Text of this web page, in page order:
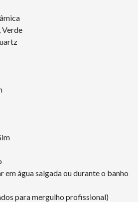
Verde
água salgada ou durante o banho
para mergulho profissional)